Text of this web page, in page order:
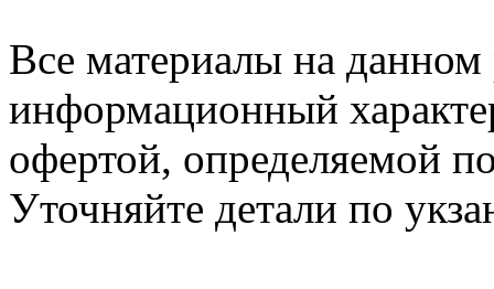
Все материалы на данном
информационный
офертой, определяемой
Уточняйте детали по